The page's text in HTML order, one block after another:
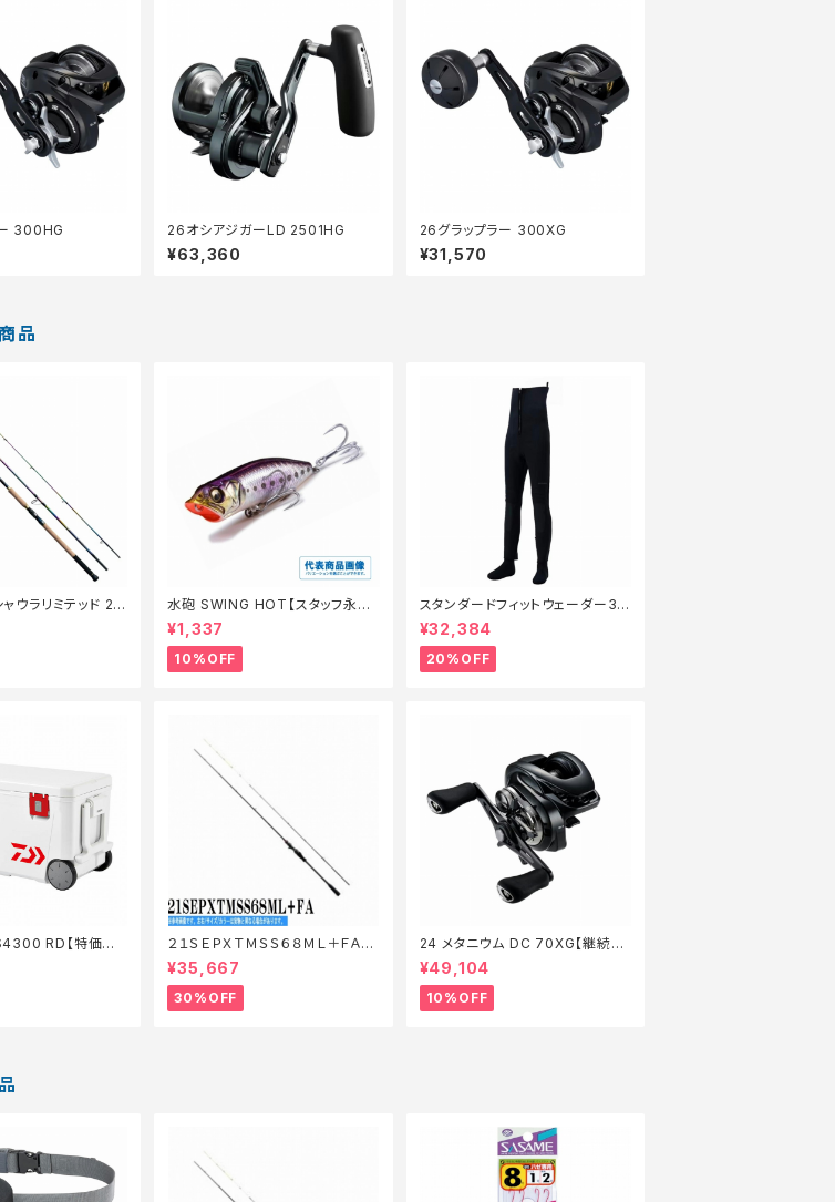
300HG 26オシアジガーLD 2501HG
¥63,360
26グラップラー 300XG
¥31,570
品
ウラリミテッド 21
ール_ロッド】【1
水砲 SWING HOT【スタッフ永徳
夏のチニングオススメルアー】
¥1,337
10%OFF
スタンダードフィットウェーダー3.
0FW−040X 黒 SB【特価装備】【2
0】
¥32,384
20%OFF
RD【特価装
２１ＳＥＰＸＴＭＳＳ６８ＭＬ＋ＦＡ
【特価ロッド】【30】
¥35,667
30%OFF
24 メタニウム DC 70XG【継続セ
ール_リール】【10】
¥49,104
10%OFF